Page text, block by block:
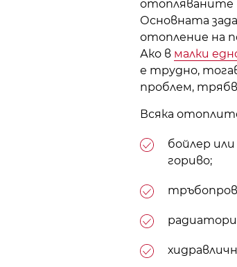
отопляваните
Основната
отопление на
Ако в малки
е трудно,
проблем,
Всяка
бойлер
гориво;